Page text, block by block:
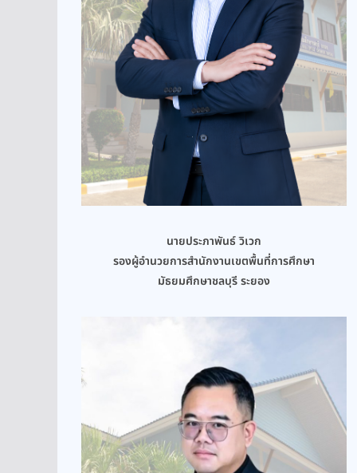
นายประภาพันธ์ วิเวก
รองผู้อำนวยการสำนักงานเขตพื้นที่การศึกษา
มัธยมศึกษาชลบุรี ระยอง